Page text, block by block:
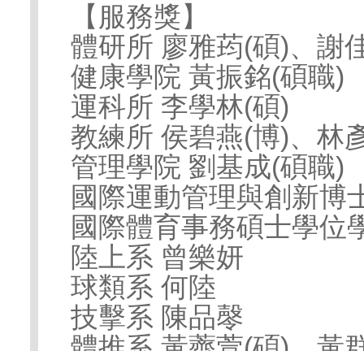
【服務獎】
體研所 廖雅荺(碩)、謝
健康學院 黃振銘(碩職)
運科所 李學林(碩)
教練所 侯碧燕(博)、林
管理學院 劉基成(碩職)
國際運動管理與創新博
國際體育事務碩士學位
陸上系 曾樂妍
球類系 何陸
技擊系 陳品㲆